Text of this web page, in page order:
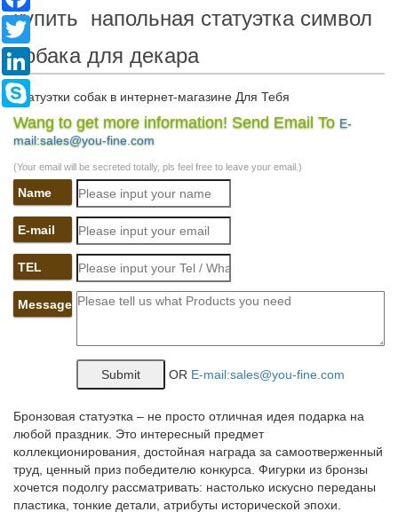
купить напольная статуэтка символ
собака для декара
Статуэтки собак в интернет-магазине Для Тебя
Собака – символ 2018. Цветы.Статуэтка напольная с часами
"Собака Сэр Уильям".
Статуэтки – символ 2018 года – Собака – покупайте в Москве
по…
Приобрести товары из раздела Статуэтки – символ 2018 года
– Собака, по низкой | оптовой цене можно в нашем интернет –
магазине Фабрика Желаний.Напольные вазы.
Фигурки, статуэтки собак | Хиты продаж
Интернет-магазин русских сувениров с низкими ценами. У нас
Палех, Федоскино.Павловопосадские платки, фарфор ЛФЗ,
Жостово, Береста, Фигурки, статуэтки собак.
*Статуэтка фарфоровая СОБАКА серия Цветок. 1 300.
КУПИТЬ. Код товара: AE-107938. *Статуэтка фарфоровая
ЩЕНОК серия Цветок. 1 450.
Статуэтки собак цены от 75.00 руб. Статуэтки собак купить…
Wang to get more information! Send Email To E-
mail:sales@you-fine.com
(Your email will be secreted totally, pls feel free to leave your email.)
Name
E-mail
TEL
Message
OR E-mail:sales@you-fine.com
Бронзовая статуэтка – не просто отличная идея подарка на
любой праздник. Это интересный предмет
коллекционирования, достойная награда за самоотверженный
труд, ценный приз победителю конкурса. Фигурки из бронзы
хочется подолгу рассматривать: настолько искусно переданы
пластика, тонкие детали, атрибуты исторической эпохи.
Twitter
LinkedIn